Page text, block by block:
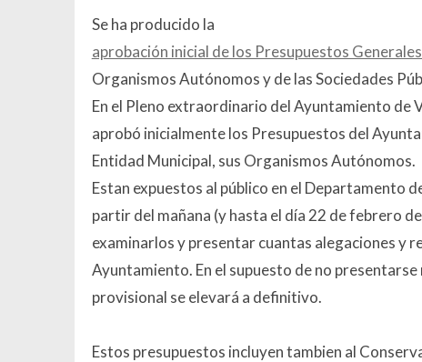
Se ha producido la
aprobación inicial de los Presupuestos
Organismos Autónomos y de las Sociedades
En el Pleno extraordinario del Ayuntamiento
aprobó inicialmente los Presupuestos del
Entidad Municipal, sus Organismos Autónomos.
Estan expuestos al público en el Departamento
partir del mañana (y hasta el día 22 de febrero
examinarlos y presentar cuantas alegaciones y
Ayuntamiento. En el supuesto de no
provisional se elevará a definitivo.
Estos presupuestos incluyen tambien al